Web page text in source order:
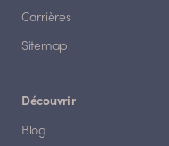
Carrières
Sitemap
Découvrir
Blog